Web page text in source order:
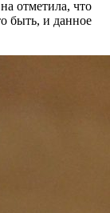
отметила, что
быть, и данное